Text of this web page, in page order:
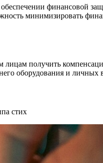
финансовой
минимизировать
лицам получить
оборудования и личных
стих